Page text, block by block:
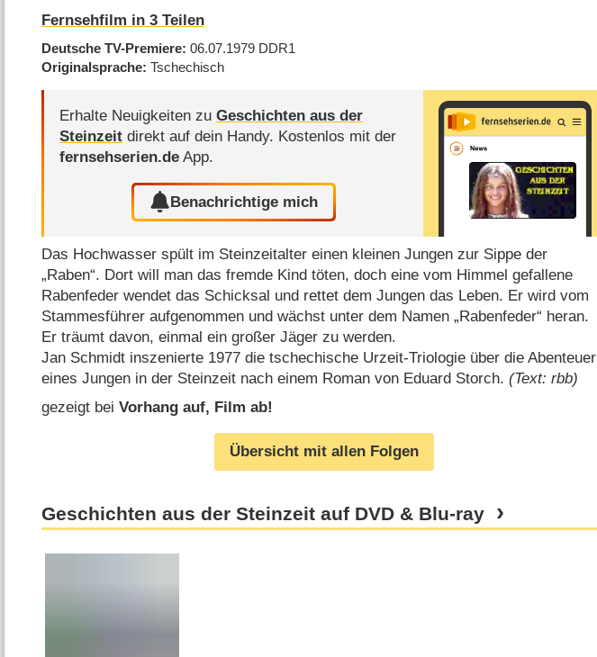
Fernsehfilm in 3 Teilen
Deutsche TV-Premiere 06.07.1979 DDR1
Originalsprache Tschechisch
Erhalte Neuigkeiten zuGeschichten aus der
Steinzeit direkt auf dein Handy. Kostenlos mit der
fernsehserien.de App.
Benachrichtige mich
Das Hochwasser spült im Steinzeitalter einen kleinen Jungen zur Sippe der
„Raben“. Dort will man das fremde Kind töten, doch eine vom Himmel gefallene
Rabenfeder wendet das Schicksal und rettet dem Jungen das Leben. Er wird vom
Stammesführer aufgenommen und wächst unter dem Namen „Rabenfeder“ heran.
Er träumt davon, einmal ein großer Jäger zu werden.
Jan Schmidt inszenierte 1977 die tschechische Urzeit-Triologie über die Abenteuer
eines Jungen in der Steinzeit nach einem Roman von Eduard Storch.(Text: rbb)
gezeigt beiVorhang auf, Film ab!
Übersicht mit allen Folgen
Geschichten aus der Steinzeit auf DVD & Blu-ray